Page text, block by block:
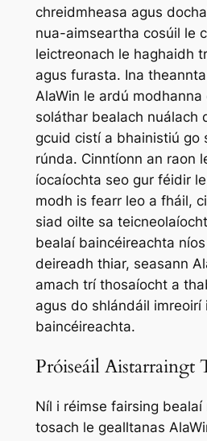
chreidmheasa agus
nua-aimseartha cosúil le
leictreonach le haghaidh
agus furasta. Ina
AlaWin le ardú
soláthar bealach nuálach
gcuid cistí a bhainistiú go
rúnda. Cinntíonn an raon
íocaíochta seo gur féidir
modh is fearr leo a fháil,
siad oilte sa
bealaí baincéireachta
deireadh thiar, seasann
amach trí thosaíocht a
agus do shlándáil imreoirí
baincéireachta.
Próiseáil Aistarraingt
Níl i réimse fairsing bealaí
tosach le gealltanas